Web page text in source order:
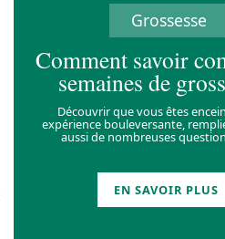
Grossesse
Comment savoir
semaines de
Découvrir que vous êtes
expérience bouleversante,
aussi de nombreuses
EN SAVOIR PLUS